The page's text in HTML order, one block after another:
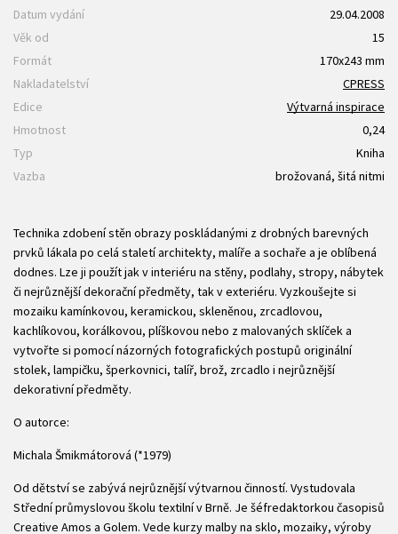
Datum vydání
29.04.2008
Věk od
15
Formát
170x243 mm
Nakladatelství
CPRESS
Edice
Výtvarná inspirace
Hmotnost
0,24
Typ
Kniha
Vazba
brožovaná, šitá nitmi
Technika zdobení stěn obrazy poskládanými z drobných barevných
prvků lákala po celá staletí architekty, malíře a sochaře a je oblíbená
dodnes. Lze ji použít jak v interiéru na stěny, podlahy, stropy, nábytek
či nejrůznější dekorační předměty, tak v exteriéru. Vyzkoušejte si
mozaiku kamínkovou, keramickou, skleněnou, zrcadlovou,
kachlíkovou, korálkovou, plíškovou nebo z malovaných sklíček a
vytvořte si pomocí názorných fotografických postupů originální
stolek, lampičku, šperkovnici, talíř, brož, zrcadlo i nejrůznější
dekorativní předměty.
O autorce:
Michala Šmikmátorová (*1979)
Od dětství se zabývá nejrůznější výtvarnou činností. Vystudovala
Střední průmyslovou školu textilní v Brně. Je šéfredaktorkou časopisů
Creative Amos a Golem. Vede kurzy malby na sklo, mozaiky, výroby